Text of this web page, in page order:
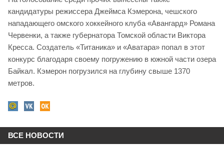
кандидатуры режиссера Джеймса Кэмерона, чешского
нападающего омского хоккейного клуба «Авангард» Романа
Червенки, а также губернатора Томской области Виктора
Кресса. Создатель «Титаника» и «Аватара» попал в этот
конкурс благодаря своему погружению в южной части озера
Байкал. Кэмерон погрузился на глубину свыше 1370
метров.
ВСЕ НОВОСТИ